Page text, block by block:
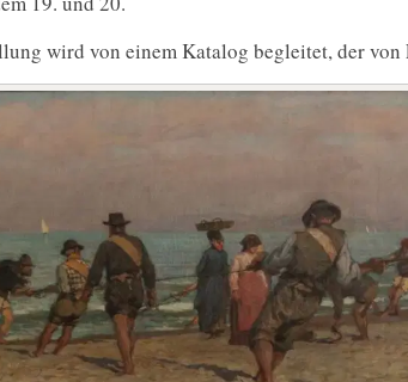
wird von einem Katalog begleitet, der